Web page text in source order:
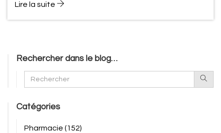
Lire la suite
Rechercher dans le blog…
Catégories
Pharmacie (152)